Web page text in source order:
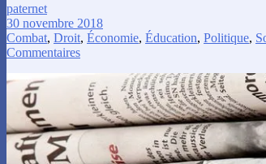
paternet
30 novembre 2018
Combat, Droit, Économie, Éducation, Politique,
Commentaires